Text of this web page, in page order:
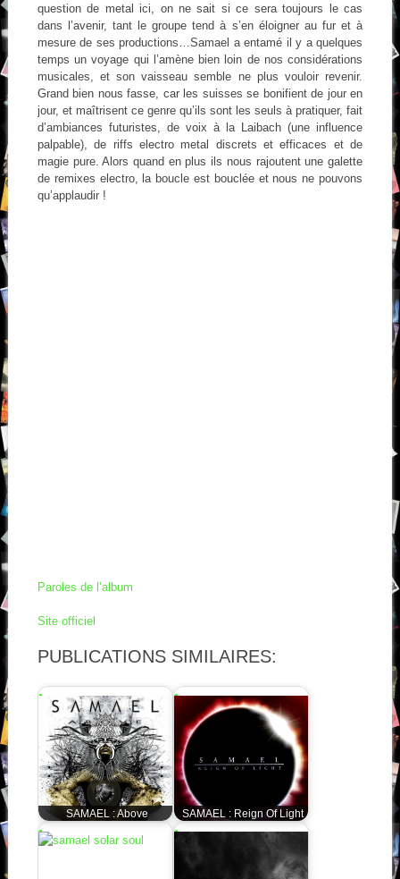
question de metal ici, on ne sait si ce sera toujours le cas
dans l’avenir, tant le groupe tend à s’en éloigner au fur et à
mesure de ses productions…Samael a entamé il y a quelques
temps un voyage qui l’amène bien loin de nos considérations
musicales, et son vaisseau semble ne plus vouloir revenir.
Grand bien nous fasse, car les suisses se bonifient de jour en
jour, et maîtrisent ce genre qu’ils sont les seuls à pratiquer, fait
d’ambiances futuristes, de voix à la Laibach (une influence
palpable), de riffs electro metal discrets et efficaces et de
magie pure. Alors quand en plus ils nous rajoutent une galette
de remixes electro, la boucle est bouclée et nous ne pouvons
qu’applaudir !
Paroles de l’album
Site officiel
PUBLICATIONS SIMILAIRES:
SAMAEL : Above SAMAEL : Reign Of Light